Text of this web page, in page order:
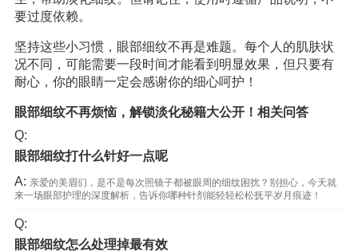
要过度依赖。
坚持这些小习惯，眼部细纹不再是难题。每个人的肌肤状
况不同，可能需要一段时间才能看到明显效果，但只要有
耐心，你的眼睛一定会感谢你的细心呵护！
眼部细纹不再烦恼，解锁淡化秘籍大公开！相关问答
Q:
眼部细纹打什么针好一点呢
A: 亲爱的美眉们，是不是每次照镜子都被眼周的细纹困扰？别担心，今天就
来一场眼部护理的深度解析，告诉你哪种针剂能轻轻松松抚平岁月痕迹！
Q:
眼部细纹怎么处理掉最有效